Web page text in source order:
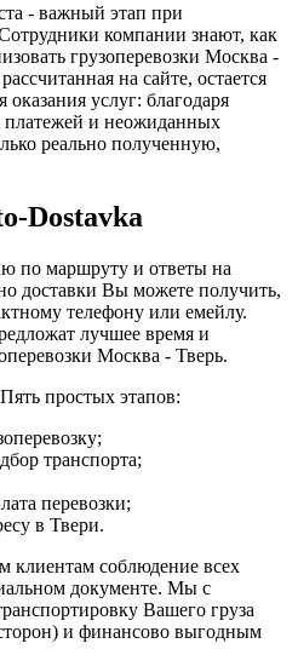
- важный этап при
компании знают, как
грузоперевозки Москва -
на сайте, остается
оказания услуг: благодаря
платежей и неожиданных
реально полученную,
Dostavka
по маршруту и ответы на
доставки Вы можете получить,
телефону или емейлу.
лучшее время и
Москва - Тверь.
простых этапов:
транспорта;
перевозки;
в Твери.
клиентам соблюдение всех
документе. Мы с
Вашего груза
и финансово выгодным